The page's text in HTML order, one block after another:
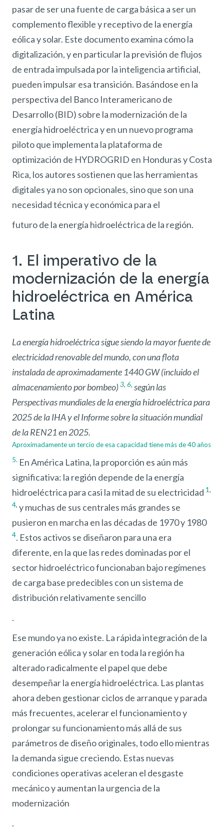
pasar de ser una fuente de carga básica a ser un
complemento flexible y receptivo de la energía
eólica y solar. Este documento examina cómo la
digitalización, y en particular la previsión de flujos
de entrada impulsada por la inteligencia artificial,
pueden impulsar esa transición. Basándose en la
perspectiva del Banco Interamericano de
Desarrollo (BID) sobre la modernización de la
energía hidroeléctrica y en un nuevo programa
piloto que implementa la plataforma de
optimización de HYDROGRID en Honduras y Costa
Rica, los autores sostienen que las herramientas
digitales ya no son opcionales, sino que son una
necesidad técnica y económica para el
futuro de la energía hidroeléctrica de la región.
1. El imperativo de la
modernización de la energía
hidroeléctrica en América
Latina
La energía hidroeléctrica sigue siendo la mayor fuente de
electricidad renovable del mundo, con una flota
instalada de aproximadamente 1440 GW (incluido el
almacenamiento por bombeo)3, 6, según las
Perspectivas mundiales de la energía hidroeléctrica para
2025 de la IHA y el Informe sobre la situación mundial
de la REN21 en 2025.
Aproximadamente un tercio de esa capacidad tiene más de 40 años
5. En América Latina, la proporción es aún más
significativa: la región depende de la energía
hidroeléctrica para casi la mitad de su electricidad 1,
4, y muchas de sus centrales más grandes se
pusieron en marcha en las décadas de 1970 y 1980
4. Estos activos se diseñaron para una era
diferente, en la que las redes dominadas por el
sector hidroeléctrico funcionaban bajo regímenes
de carga base predecibles con un sistema de
distribución relativamente sencillo
.
Ese mundo ya no existe. La rápida integración de la
generación eólica y solar en toda la región ha
alterado radicalmente el papel que debe
desempeñar la energía hidroeléctrica. Las plantas
ahora deben gestionar ciclos de arranque y parada
más frecuentes, acelerar el funcionamiento y
prolongar su funcionamiento más allá de sus
parámetros de diseño originales, todo ello mientras
la demanda sigue creciendo. Estas nuevas
condiciones operativas aceleran el desgaste
mecánico y aumentan la urgencia de la
modernización
.